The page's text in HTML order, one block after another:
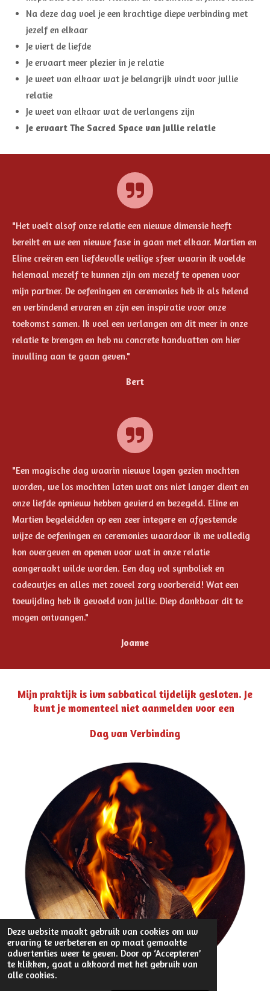
Deze website maakt gebruik van cookies om uw
ervaring te verbeteren en op maat gemaakte
advertenties weer te geven. Door op ‘Accepteren’
te klikken, gaat u akkoord met het gebruik van
alle cookies.
Na deze dag voel je een krachtige diepe verbinding met
jezelf en elkaar
Je viert de liefde
Je ervaart meer plezier in je relatie
Je weet van elkaar wat je belangrijk vindt voor jullie
relatie
Je weet van elkaar wat de verlangens zijn
Je ervaart The Sacred Space van jullie relatie
"Het voelt alsof onze relatie een nieuwe dimensie heeft
bereikt en we een nieuwe fase in gaan met elkaar. Martien en
Eline creëren een liefdevolle veilige sfeer waarin ik voelde
helemaal mezelf te kunnen zijn om mezelf te openen voor
mijn partner. De oefeningen en ceremonies heb ik als helend
en verbindend ervaren en zijn een inspiratie voor onze
toekomst samen. Ik voel een verlangen om dit meer in onze
relatie te brengen en heb nu concrete handvatten om hier
invulling aan te gaan geven."
Bert
"Een magische dag waarin nieuwe lagen gezien mochten
worden, we los mochten laten wat ons niet langer dient en
onze liefde opnieuw hebben gevierd en bezegeld. Eline en
Martien begeleidden op een zeer integere en afgestemde
wijze de oefeningen en ceremonies waardoor ik me volledig
kon overgeven en openen voor wat in onze relatie
aangeraakt wilde worden. Een dag vol symboliek en
cadeautjes en alles met zoveel zorg voorbereid! Wat een
toewijding heb ik gevoeld van jullie. Diep dankbaar dit te
mogen ontvangen."
Joanne
Mijn praktijk is ivm sabbatical tijdelijk gesloten. Je
kunt je momenteel niet aanmelden voor een
Dag van Verbinding